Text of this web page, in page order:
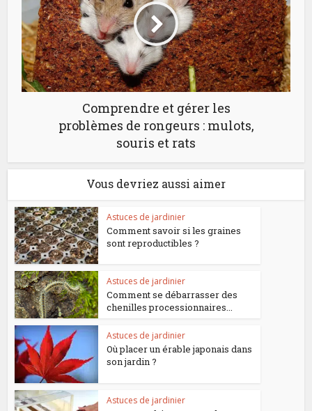
Comprendre et gérer les
problèmes de rongeurs : mulots,
souris et rats
Vous devriez aussi aimer
Astuces de jardinier
Comment savoir si les graines
sont reproductibles ?
Astuces de jardinier
Comment se débarrasser des
chenilles processionnaires...
Astuces de jardinier
Où placer un érable japonais dans
son jardin ?
Astuces de jardinier